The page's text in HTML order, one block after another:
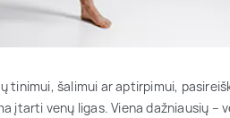
tinimui, šalimui ar aptirpimui,
įtarti venų ligas. Viena dažniausių –